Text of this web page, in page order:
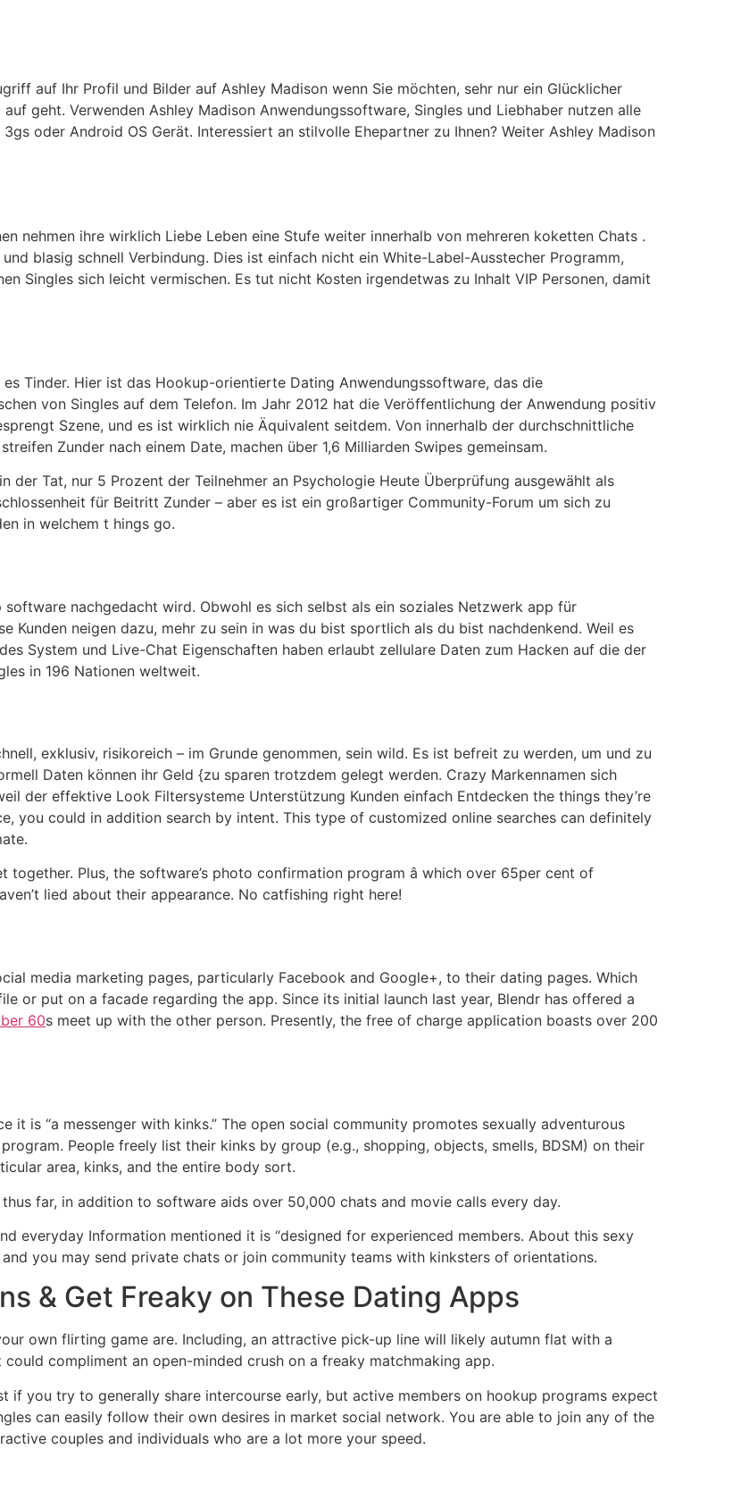
auf Ihr Profil und Bilder auf Ashley Madison wenn Sie möchten, sehr nur ein Glücklicher
geht. Verwenden Ashley Madison Anwendungssoftware, Singles und Liebhaber nutzen alle
oder Android OS Gerät. Interessiert an stilvolle Ehepartner zu Ihnen? Weiter Ashley Madison
nehmen ihre wirklich Liebe Leben eine Stufe weiter innerhalb von mehreren koketten Chats .
blasig schnell Verbindung. Dies ist einfach nicht ein White-Label-Ausstecher Programm,
Singles sich leicht vermischen. Es tut nicht Kosten irgendetwas zu Inhalt VIP Personen, damit
Tinder. Hier ist das Hookup-orientierte Dating Anwendungssoftware, das die
von Singles auf dem Telefon. Im Jahr 2012 hat die Veröffentlichung der Anwendung positiv
Szene, und es ist wirklich nie Äquivalent seitdem. Von innerhalb der durchschnittliche
Zunder nach einem Date, machen über 1,6 Milliarden Swipes gemeinsam.
der Tat, nur 5 Prozent der Teilnehmer an Psychologie Heute Überprüfung ausgewählt als
für Beitritt Zunder – aber es ist ein großartiger Community-Forum um sich zu
in welchem t hings go.
nachgedacht wird. Obwohl es sich selbst als ein soziales Netzwerk app für
Kunden neigen dazu, mehr zu sein in was du bist sportlich als du bist nachdenkend. Weil es
System und Live-Chat Eigenschaften haben erlaubt zellulare Daten zum Hacken auf die der
in 196 Nationen weltweit.
exklusiv, risikoreich – im Grunde genommen, sein wild. Es ist befreit zu werden, um und zu
Daten können ihr Geld {zu sparen trotzdem gelegt werden. Crazy Markennamen sich
der effektive Look Filtersysteme Unterstützung Kunden einfach Entdecken the things they’re
you could in addition search by intent. This type of customized online searches can definitely
Plus, the software’s photo confirmation program â which over 65per cent of
lied about their appearance. No catfishing right here!
media marketing pages, particularly Facebook and Google+, to their dating pages. Which
or put on a facade regarding the app. Since its initial launch last year, Blendr has offered a
60s meet up with the other person. Presently, the free of charge application boasts over 200
it is “a messenger with kinks.” The open social community promotes sexually adventurous
People freely list their kinks by group (e.g., shopping, objects, smells, BDSM) on their
area, kinks, and the entire body sort.
far, in addition to software aids over 50,000 chats and movie calls every day.
everyday Information mentioned it is “designed for experienced members. About this sexy
you may send private chats or join community teams with kinksters of orientations.
& Get Freaky on These Dating Apps
own flirting game are. Including, an attractive pick-up line will likely autumn flat with a
compliment an open-minded crush on a freaky matchmaking app.
if you try to generally share intercourse early, but active members on hookup programs expect
can easily follow their own desires in market social network. You are able to join any of the
couples and individuals who are a lot more your speed.